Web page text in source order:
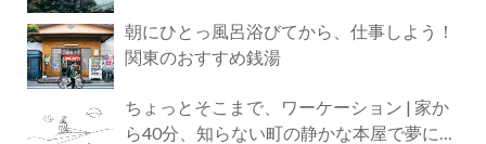
朝にひとっ風呂浴びてから、仕事しよう！
関東のおすすめ銭湯
ちょっとそこまで、ワーケーション | 家か
ら40分、知らない町の静かな本屋で夢に近